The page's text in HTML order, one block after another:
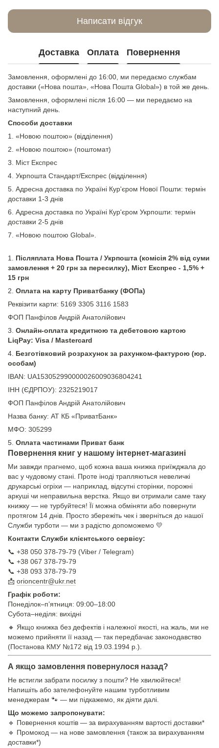
Написати відгук
Доставка Оплата Повернення
Замовлення, оформлені до 16:00, ми передаємо службам
доставки («Нова пошта», «Нова Пошта Global») в той же день.
Замовлення, оформлені після 16:00 — ми передаємо на
наступний день.
Способи доставки
1. «Новою поштою» (відділення)
2. «Новою поштою» (поштомат)
3. Міст Експрес
4. Укрпошта Стандарт/Експрес (відділення)
5. Адресна доставка по Україні Кур'єром Нової Пошти: термін
доставки 1-3 днів
6. Адресна доставка по Україні Кур'єром Укрпошти: термін
доставки 2-5 днів
7. «Новою поштою Global».
1. Післяплата Нова Пошта / Укрпошта (комісія 2% від суми
замовлення + 20 грн за пересилку), Міст Експрес - 1,5% +
15 грн
2. Оплата на карту Приватбанку (ФОПа)
Реквізити карти: 5169 3305 3116 1583
ФОП Панфілов Андрій Анатолійович
3. Онлайн-оплата кредитною та дебетовою картою
LiqPay: Visa / Mastercard
4. Безготівковий розрахунок за рахунком-фактурою (юр.
особам)
IBAN: UA153052990000026009036804241
ІНН (ЄДРПОУ): 2325219017
ФОП Панфілов Андрій Анатолійович
Назва банку: АТ КБ «ПриватБанк»
МФО: 305299
5. Оплата частинами Приват банк
Повернення книг у нашому інтернет-магазині
Ми завжди прагнемо, щоб кожна ваша книжка приїжджала до
вас у чудовому стані. Проте іноді трапляються невеличкі
друкарські огріхи — наприклад, відсутні сторінки, порожні
аркуші чи неправильна верстка. Якщо ви отримали саме таку
книжку — не турбуйтеся! Її можна обміняти або повернути
протягом 14 днів. Просто збережіть чек і зверніться до нашої
Служби турботи — ми з радістю допоможемо 💛
Контакти Служби клієнтського сервісу:
📞 +38 050 378-79-79 (Viber / Telegram)
📞 +38 067 378-79-79
📞 +38 093 378-79-79
📩 orioncentr@ukr.net
Графік роботи:
Понеділок–п’ятниця: 09:00–18:00
Субота–неділя: вихідні
🔸 Якщо книжка без дефектів і належної якості, на жаль, ми не
можемо прийняти її назад — так передбачає законодавство
(Постанова КМУ №172 від 19.03.1994 р.).
А якщо замовлення повернулося назад?
Не встигли забрати посилку з пошти? Не хвилюйтеся!
Напишіть або зателефонуйте нашим турботливим
менеджерам 🐾 — ми підкажемо, як діяти далі.
Що можемо запропонувати:
🔹 Повернення коштів — за вирахуванням вартості доставки*
🔹 Промокод — на нове замовлення (також за вирахуванням
доставки*)